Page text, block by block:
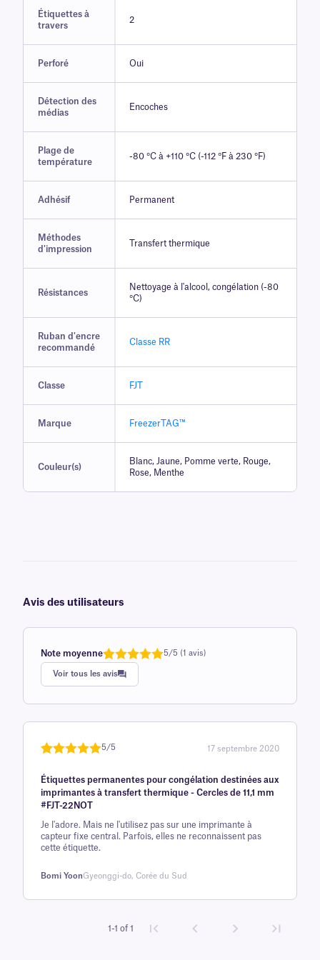
Étiquettes à
travers
2
Perforé Oui
Détection des
médias
Encoches
Plage de
température
-80 °C à +110 °C (-112 °F à 230 °F)
Adhésif Permanent
Méthodes
d'impression
Transfert thermique
Résistances
Nettoyage à l'alcool, congélation (-80
°C)
Ruban d'encre
recommandé
Classe RR
Classe FJT
Marque FreezerTAG™
Couleur(s)
Blanc, Jaune, Pomme verte, Rouge,
Rose, Menthe
Avis des utilisateurs
Note moyenne
Note
sur 5
basée sur
1
avis client
5/5 (1 avis)
Voir tous les avis
5 sur la
base d'
client
5/5 17 septembre 2020
Étiquettes permanentes pour congélation destinées aux
imprimantes à transfert thermique - Cercles de 11,1 mm
#FJT-22NOT
Je l'adore. Mais ne l'utilisez pas sur une imprimante à
capteur fixe central. Parfois, elles ne reconnaissent pas
cette étiquette.
Bomi YoonGyeonggi-do, Corée du Sud
1-1 of 1